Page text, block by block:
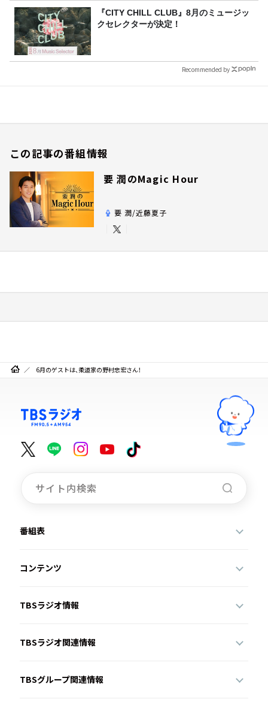
『CITY CHILL CLUB』8月のミュージッ
クセレクターが決定！
Recommended by
この記事の番組情報
要 潤のMagic Hour
要 潤/近藤夏子
6月のゲストは、柔道家の野村忠宏さん！
番組表
コンテンツ
TBSラジオ情報
TBSラジオ関連情報
TBSグループ関連情報